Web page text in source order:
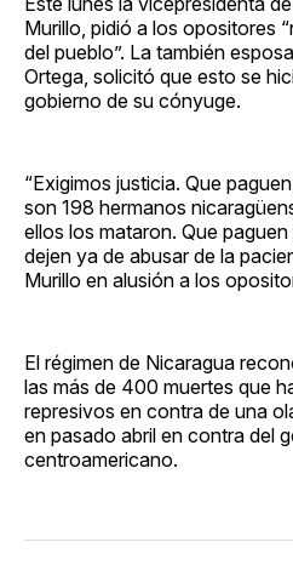
Murillo, pidió a los opositores
del pueblo”. La también
Ortega, solicitó que esto se
gobierno de su cónyuge.
“Exigimos justicia. Que
son 198 hermanos
ellos los mataron. Que
dejen ya de abusar de la
Murillo en alusión a los
El régimen de Nicaragua
las más de 400 muertes que
represivos en contra de una
en pasado abril en contra del
centroamericano.